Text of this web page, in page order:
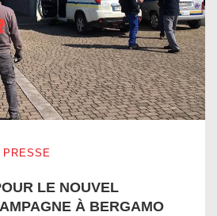
PRESSE
LE NOUVEL
À BERGAMO